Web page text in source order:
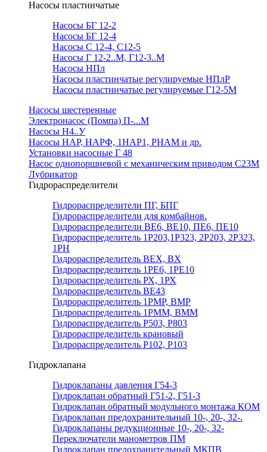
Насосы пластинчатые
Насосы БГ 12-2
Насосы БГ 12-4
Насосы С 12-4, С12-5
Насосы Г 12-2..М, Г12-3..М
Насосы НПл
Насосы пластинчатые регулируемые НПлР
Насосы пластинчатые регулируемые Г12-5М
Насосы шестеренные
Электронасос (Помпа) П-...М
Насосы Н4..У
Насосы НАР, НАРФ, 1НАР1, РНАМ и др.
Установки насосные Г 48
Насос однопоршневой с механическим приводом С23М
Лубрикатор
Гидрораспределители
Гидрораспределители ПГ, БПГ
Гидрораспределители для комбайнов.
Гидрораспределители ВЕ6, ВЕ10, ПЕ6, ПЕ10
Гидрораспределитель 1Р203,1Р323, 2Р203, 2Р323,
1РН
Гидрораспределитель ВЕХ, ВХ
Гидрораспределитель 1РЕ6, 1РЕ10
Гидрораспределитель РХ, 1РХ
Гидрораспределитель ВЕ43
Гидрораспределитель 1РМР, ВМР
Гидрораспределитель 1РММ, ВММ
Гидрораспределитель Р503, Р803
Гидрораспределитель крановый
Гидрораспределитель Р102, Р103
Гидроклапана
Гидроклапаны давления Г54-3
Гидроклапан обратный Г51-2, Г51-3
Гидроклапан обратный модульного монтажа КОМ
Гидроклапан предохранительный 10-, 20-, 32-.
Гидроклапаны редукционные 10-, 20-, 32-
Переключатели манометров ПМ
Гидроклапан предохранительный МКПВ